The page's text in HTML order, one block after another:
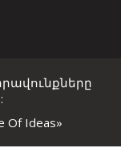
Of Ideas»